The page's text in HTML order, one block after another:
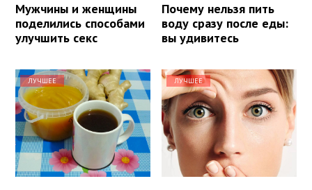
Мужчины и женщины
поделились способами
улучшить секс
Почему нельзя пить
воду сразу после еды:
вы удивитесь
ЛУЧШЕЕ ЛУЧШЕЕ